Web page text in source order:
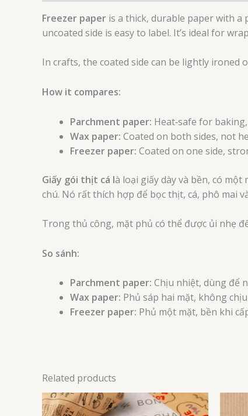
Freezer paper is a thick, durable paper with a
uncoated side is easy to label. It’s ideal for
In crafts, the coated side can be lightly
How it compares:
Parchment paper: Heat‑safe for
Wax paper: Coated on both sides, not
Freezer paper: Coated on one side,
Giấy gói thịt cá là loại giấy dày và bền, có
chú. Nó rất thích hợp để bọc thịt, cá, phô mai
Trong thủ công, mặt phủ có thể được ủi nhẹ
So sánh:
Parchment paper: Chịu nhiệt, dùng để
Wax paper: Phủ sáp hai mặt, không
Freezer paper: Phủ một mặt, bền khi
Related products